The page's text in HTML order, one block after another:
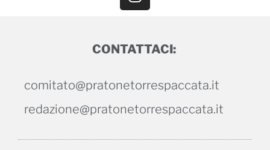
CONTATTACI:
comitato@pratonetorrespaccata.it
redazione@pratonetorrespaccata.it